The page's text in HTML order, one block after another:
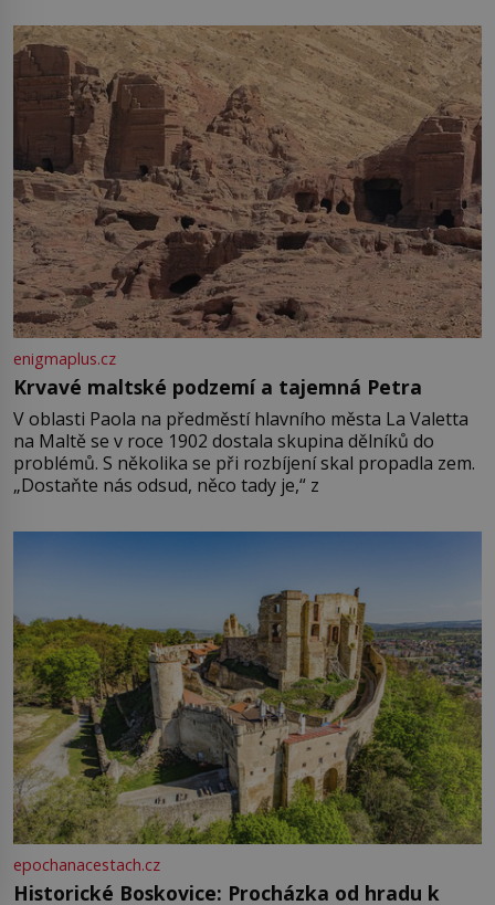
enigmaplus.cz
Krvavé maltské podzemí a tajemná Petra
V oblasti Paola na předměstí hlavního města La Valetta
na Maltě se v roce 1902 dostala skupina dělníků do
problémů. S několika se při rozbíjení skal propadla zem.
„Dostaňte nás odsud, něco tady je,“ z
epochanacestach.cz
Historické Boskovice: Procházka od hradu k